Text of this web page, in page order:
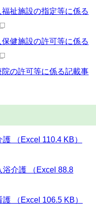
祉施設の指定等に係る
健施設の許可等に係る
の許可等に係る記載事
（Excel 110.4 KB）
介護 （Excel 88.8
（Excel 106.5 KB）